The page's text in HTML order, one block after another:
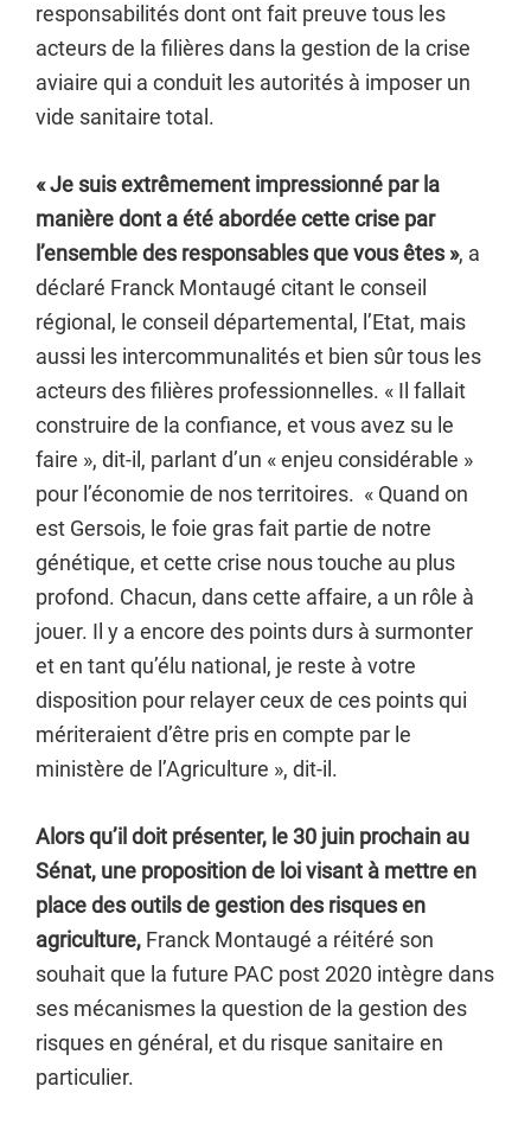
responsabilités dont ont fait preuve tous les
acteurs de la filières dans la gestion de la crise
aviaire qui a conduit les autorités à imposer un
vide sanitaire total.
« Je suis extrêmement impressionné par la
manière dont a été abordée cette crise par
l’ensemble des responsables que vous êtes », a
déclaré Franck Montaugé citant le conseil
régional, le conseil départemental, l’Etat, mais
aussi les intercommunalités et bien sûr tous les
acteurs des filières professionnelles. « Il fallait
construire de la confiance, et vous avez su le
faire », dit-il, parlant d’un « enjeu considérable »
pour l’économie de nos territoires. « Quand on
est Gersois, le foie gras fait partie de notre
génétique, et cette crise nous touche au plus
profond. Chacun, dans cette affaire, a un rôle à
jouer. Il y a encore des points durs à surmonter
et en tant qu’élu national, je reste à votre
disposition pour relayer ceux de ces points qui
mériteraient d’être pris en compte par le
ministère de l’Agriculture », dit-il.
Alors qu’il doit présenter, le 30 juin prochain au
Sénat, une proposition de loi visant à mettre en
place des outils de gestion des risques en
agriculture, Franck Montaugé a réitéré son
souhait que la future PAC post 2020 intègre dans
ses mécanismes la question de la gestion des
risques en général, et du risque sanitaire en
particulier.